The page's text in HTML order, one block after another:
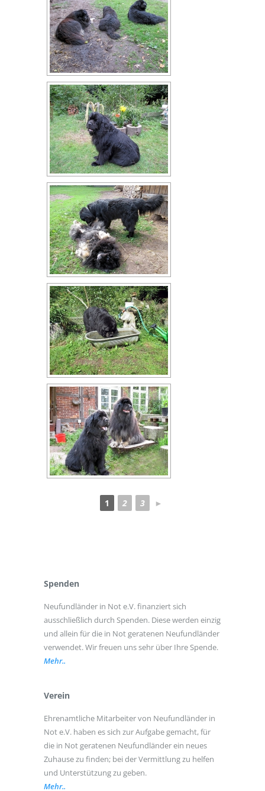
1 2 3 ►
Spenden
Neufundländer in Not e.V. finanziert sich
ausschließlich durch Spenden. Diese werden einzig
und allein für die in Not geratenen Neufundländer
verwendet. Wir freuen uns sehr über Ihre Spende.
Mehr..
Verein
Ehrenamtliche Mitarbeiter von Neufundländer in
Not e.V. haben es sich zur Aufgabe gemacht, für
die in Not geratenen Neufundländer ein neues
Zuhause zu finden; bei der Vermittlung zu helfen
und Unterstützung zu geben.
Mehr..